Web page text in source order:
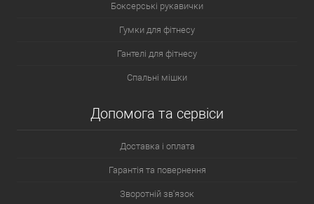
Боксерські рукавички
Гумки для фітнесу
Гантелі для фітнесу
Спальні мішки
Допомога та сервіси
Доставка і оплата
Гарантія та повернення
Зворотній зв'язок